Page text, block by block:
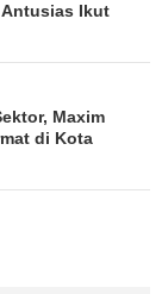
Antusias Ikut
Maxim
di Kota